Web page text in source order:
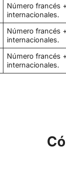
Número francés
internacionales.
Número francés
internacionales.
Número francés
internacionales.